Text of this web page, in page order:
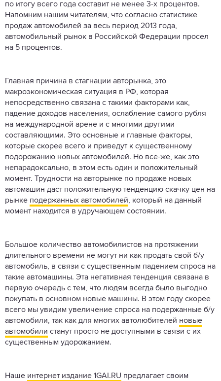
по итогу всего года составит не менее 3-х процентов.
Напомним нашим читателям, что согласно статистике
продаж автомобилей за весь период 2013 года,
автомобильный рынок в Российской Федерации просел
на 5 процентов.
Главная причина в стагнации авторынка, это
макроэкономическая ситуация в РФ, которая
непосредственно связана с такими факторами как,
падение доходов населения, ослабление самого рубля
на международной арене и с многими другими
составляющими. Это основные и главные факторы,
которые скорее всего и приведут к существенному
подорожанию новых автомобилей. Но все-же, как это
непарадоксально, в этом есть один и положительный
момент. Трудности на авторынке по продаже новых
автомашин даст положительную тенденцию скачку цен на
рынке подержанных автомобилей, который на данный
момент находится в удручающем состоянии.
Большое количество автомобилистов на протяжении
длительного времени не могут ни как продать свой б/у
автомобиль, в связи с существенным падением спроса на
такие автомашины. Эта негативная тенденция связана в
первую очередь с тем, что людям всегда было выгодно
покупать в основном новые машины. В этом году скорее
всего мы увидим увеличение спроса на подержанные б/у
автомобили, так как для многих автолюбителей новые
автомобили станут просто не доступными в связи с их
существенным удорожанием.
Наше интернет издание 1GAI.RU предлагает своим